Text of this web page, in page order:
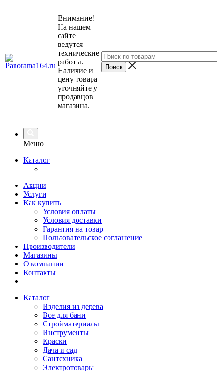
Внимание!
На нашем
сайте
ведутся
технические
работы.
Наличие и
цену товара
уточняйте у
продавцов
магазина.
Меню
Каталог
Акции
Услуги
Как купить
Условия оплаты
Условия доставки
Гарантия на товар
Пользовательское соглашение
Производители
Магазины
О компании
Контакты
Каталог
Изделия из дерева
Все для бани
Стройматериалы
Инструменты
Краски
Дача и сад
Сантехника
Электротовары